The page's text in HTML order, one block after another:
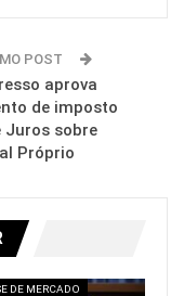
POST
aprova
de imposto
Juros sobre
Próprio
DE MERCADO